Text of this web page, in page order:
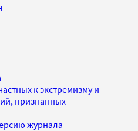
к экстремизму и
признанных
журнала